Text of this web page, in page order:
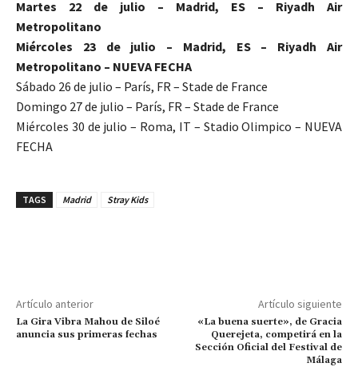
Martes 22 de julio – Madrid, ES – Riyadh Air
Metropolitano
Miércoles 23 de julio – Madrid, ES – Riyadh Air
Metropolitano – NUEVA FECHA
Sábado 26 de julio – París, FR – Stade de France
Domingo 27 de julio – París, FR – Stade de France
Miércoles 30 de julio – Roma, IT – Stadio Olimpico – NUEVA
FECHA
TAGS Madrid Stray Kids
Artículo anterior
La Gira Vibra Mahou de Siloé
anuncia sus primeras fechas
Artículo siguiente
«La buena suerte», de Gracia
Querejeta, competirá en la
Sección Oficial del Festival de
Málaga